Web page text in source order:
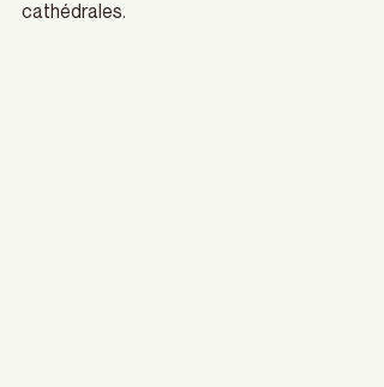
cathédrales.